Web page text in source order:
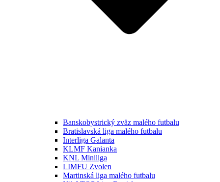
Banskobystrický zväz malého futbalu
Bratislavská liga malého futbalu
Interliga Galanta
KLMF Kanianka
KNL Miniliga
LIMFU Zvolen
Martinská liga malého futbalu